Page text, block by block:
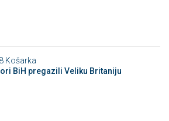
Košarka
BiH pregazili Veliku Britaniju